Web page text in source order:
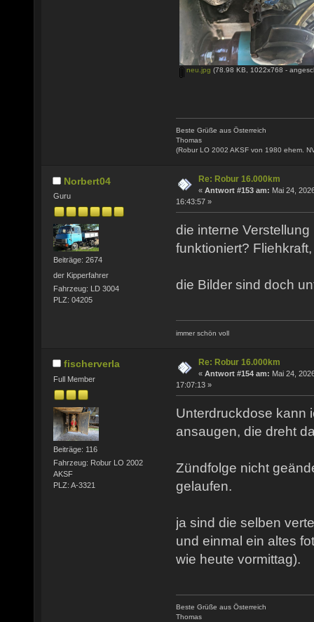
neu.jpg (78.98 KB, 1022x768 -
Beste Grüße aus Österreich
Thomas
(Robur LO 2002 AKSF von 1980 ehem.
Norbert04
Guru
Beiträge: 2674
der Kipperfahrer
Fahrzeug: LD 3004
PLZ: 04205
Re: Robur 16.000km
« Antwort #153 am: Mai 24,
16:43:57 »
die interne
funktioniert?
die Bilder sind doch
immer schön voll
fischerverla
Full Member
Beiträge: 116
Fahrzeug: Robur LO 2002
AKSF
PLZ: A-3321
Re: Robur 16.000km
« Antwort #154 am: Mai 24,
17:07:13 »
Unterdruckdose kann
ansaugen, die dreht
Zündfolge nicht
gelaufen.
ja sind die selben
und einmal ein altes
wie heute vormittag).
Beste Grüße aus Österreich
Thomas